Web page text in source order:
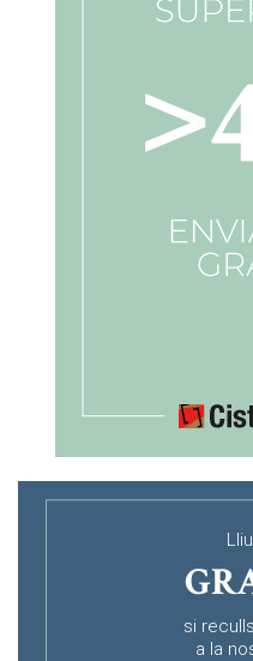
si
a la